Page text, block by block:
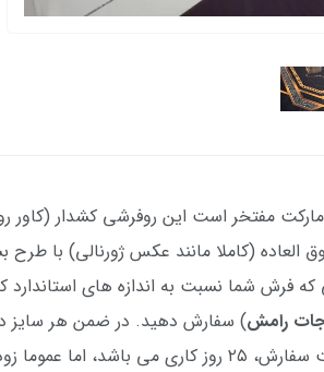
مفتخر است این روفرشی کشدار (کاور
رامش